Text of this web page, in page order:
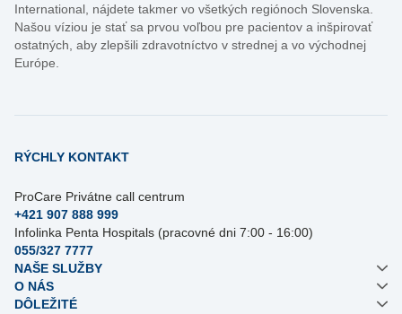
International, nájdete takmer vo všetkých regiónoch Slovenska.
Našou víziou je stať sa prvou voľbou pre pacientov a inšpirovať
ostatných, aby zlepšili zdravotníctvo v strednej a vo východnej
Európe.
RÝCHLY KONTAKT
ProCare Privátne call centrum
+421 907 888 999
Infolinka Penta Hospitals (pracovné dni 7:00 - 16:00)
055/327 7777
NAŠE SLUŽBY
O NÁS
DÔLEŽITÉ